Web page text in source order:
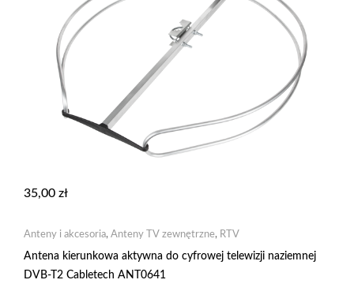
35,00 zł
Anteny i akcesoria, Anteny TV zewnętrzne, RTV
Antena kierunkowa aktywna do cyfrowej telewizji naziemnej
DVB-T2 Cabletech ANT0641